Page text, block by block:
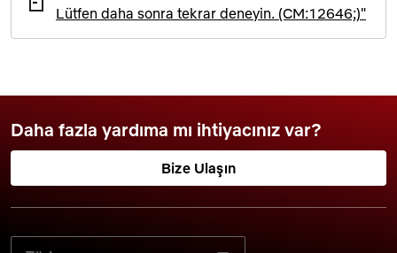
Lütfen daha sonra tekrar deneyin. (CM:12646;)"
Daha fazla yardıma mı ihtiyacınız var?
Bize Ulaşın
TERCIH ETTIĞINIZ DILI SEÇIN: